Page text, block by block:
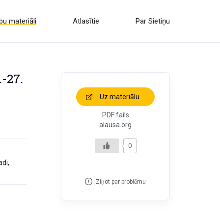
materiāli Atlasītie Par Sietiņu
27.
Uz materiālu
PDF fails
alausa.org
0
Ziņot par problēmu